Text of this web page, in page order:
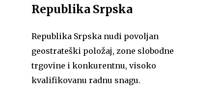
Republika Srpska
Republika Srpska nudi povoljan
geostrateški položaj, zone slobodne
trgovine i konkurentnu, visoko
kvalifikovanu radnu snagu.